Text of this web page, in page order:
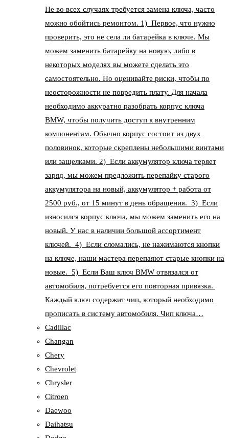
Не во всех случаях требуется замена ключа, часто
можно обойтись ремонтом. 1) Первое, что нужно
проверить, это не села ли батарейка в ключе. Мы
можем заменить батарейку на новую, либо в
некоторых моделях вы можете сделать это
самостоятельно. Но оценивайте риски, чтобы по
неосторожности не повредить плату. Для начала
необходимо аккуратно разобрать корпус ключа
BMW, чтобы получить доступ к внутренним
компонентам. Обычно корпус состоит из двух
половинок, которые скреплены небольшими винтами
или защелками. 2) Если аккумулятор ключа теряет
заряд, мы можем предложить перепайку старого
аккумулятора на новый, аккумулятор + работа от
2500 руб., от 15 минут в день обращения. 3) Если
износился корпус ключа, мы можем заменить его на
новый. У нас в наличии большой ассортимент
ключей. 4) Если сломались, не нажимаются кнопки
на ключе, наши мастера перепаяют старые кнопки на
новые. 5) Если Ваш ключ BMW отвязался от
автомобиля, потребуется его повторная привязка.
Каждый ключ содержит чип, который необходимо
прописать в систему автомобиля. Чип ключа…
Cadillac
Changan
Chery
Chevrolet
Chrysler
Citroen
Daewoo
Daihatsu